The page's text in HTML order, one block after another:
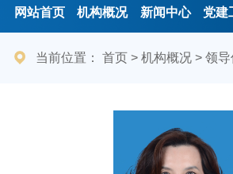
网站首页 机构概况 新闻中心 党建
办事服务 民间友好 港澳事务 互动
当前位置： 首页> 机构概况> 领导